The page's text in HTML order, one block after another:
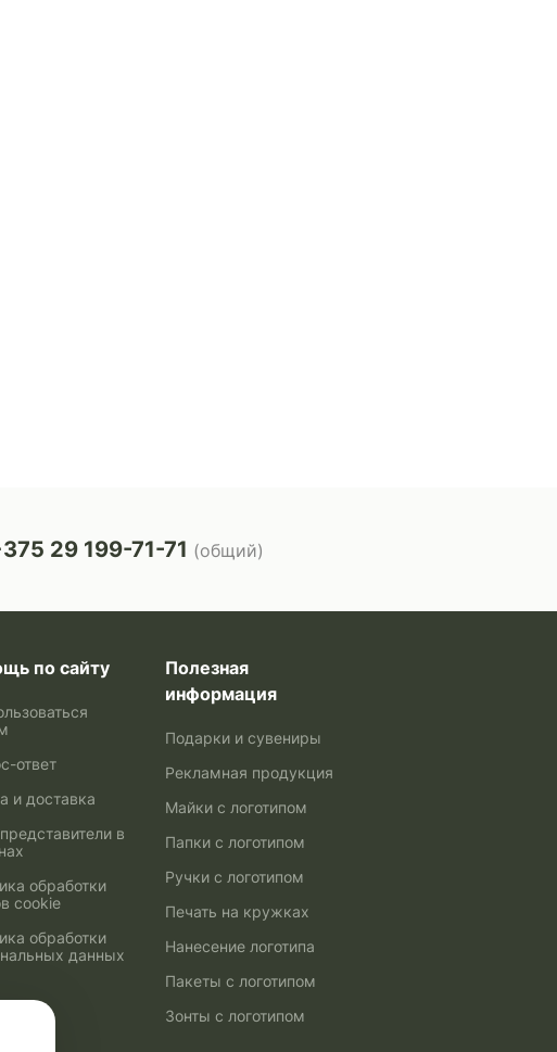
29 199-71-71 (общий)
по сайту
ответ
и доставка
в
обработки
cookie
обработки
данных
Полезная
информация
Подарки и сувениры
Рекламная продукция
Майки с логотипом
Папки с логотипом
Ручки с логотипом
Печать на кружках
Нанесение логотипа
Пакеты с логотипом
Зонты с логотипом